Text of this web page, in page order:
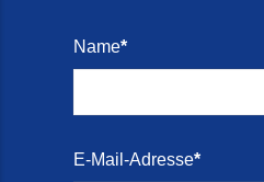
Name*
E-Mail-Adresse*